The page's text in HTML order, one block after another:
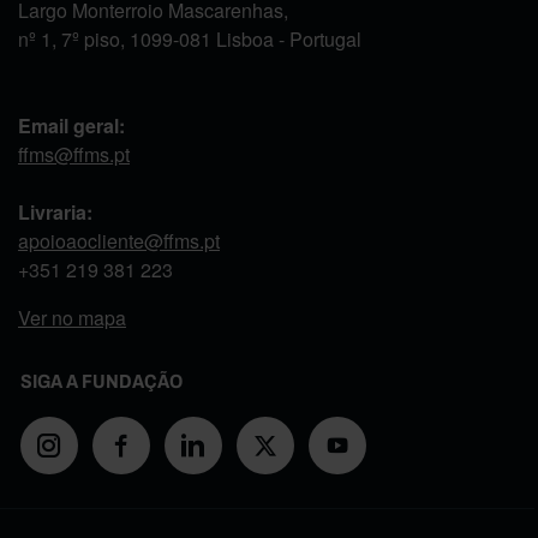
Largo Monterroio Mascarenhas,
nº 1, 7º piso, 1099-081 Lisboa - Portugal
Email geral:
ffms@ffms.pt
Livraria:
apoioaocliente@ffms.pt
+351 219 381 223
Ver no mapa
SIGA A FUNDAÇÃO